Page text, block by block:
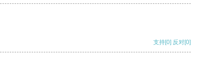
支持[0] 反对[0]